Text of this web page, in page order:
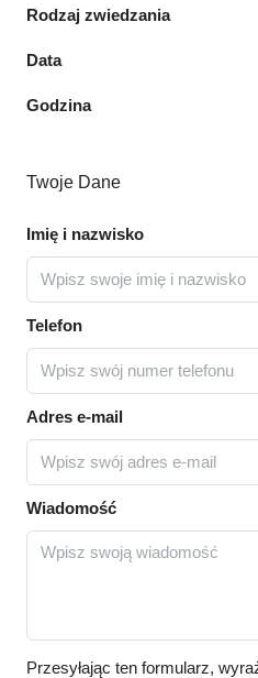
Rodzaj zwiedzania
Data
Godzina
Twoje Dane
Imię i nazwisko
Telefon
Adres e-mail
Wiadomość
Przesyłając ten formularz,